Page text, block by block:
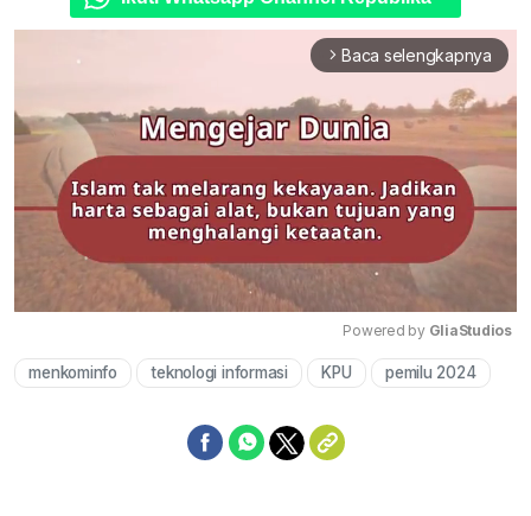
arrow_forward_ios Baca selengkapnya
Mute
Powered by GliaStudios
menkominfo teknologi informasi KPU pemilu 2024